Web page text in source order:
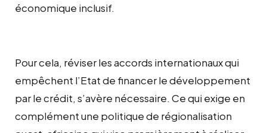
économique inclusif.
Pour cela, réviser les accords internationaux qui
empêchent l’Etat de financer le développement
par le crédit, s’avère nécessaire. Ce qui exige en
complément une politique de régionalisation